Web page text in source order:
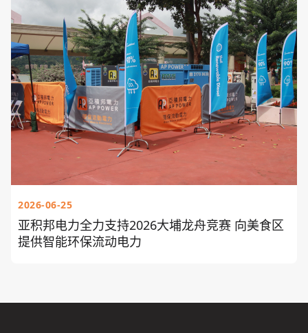
2026-06-25
亚积邦电力全力支持2026大埔龙舟竞赛 向美食区
提供智能环保流动电力